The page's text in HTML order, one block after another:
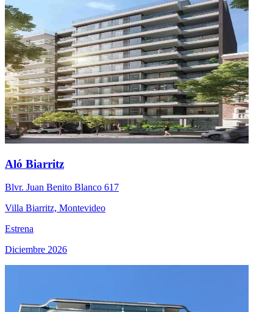
Aló Biarritz
Blvr. Juan Benito Blanco 617
Villa Biarritz, Montevideo
Estrena
Diciembre 2026